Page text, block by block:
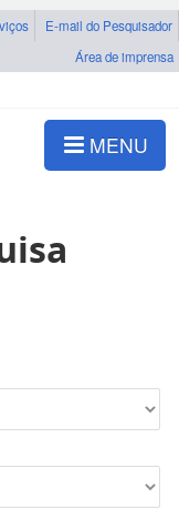
E-mail do Pesquisador
Área de imprensa
MENU